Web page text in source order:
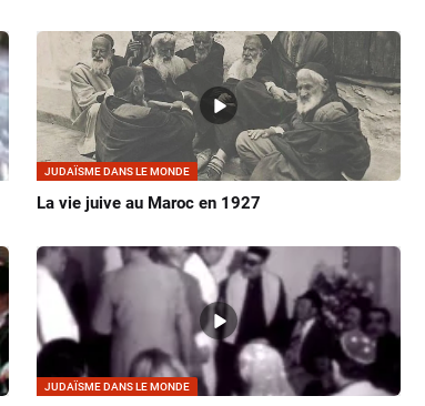
JUDAÏSME DANS LE MONDE
La vie juive au Maroc en 1927
JUDAÏSME DANS LE MONDE